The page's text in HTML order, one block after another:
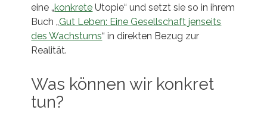
eine „konkrete Utopie“ und setzt sie so in ihrem
Buch „Gut Leben: Eine Gesellschaft jenseits
des Wachstums“ in direkten Bezug zur
Realität.
Was können wir konkret
tun?